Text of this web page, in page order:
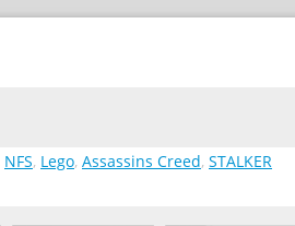
NFS, Lego, Assassins Creed, STALKER